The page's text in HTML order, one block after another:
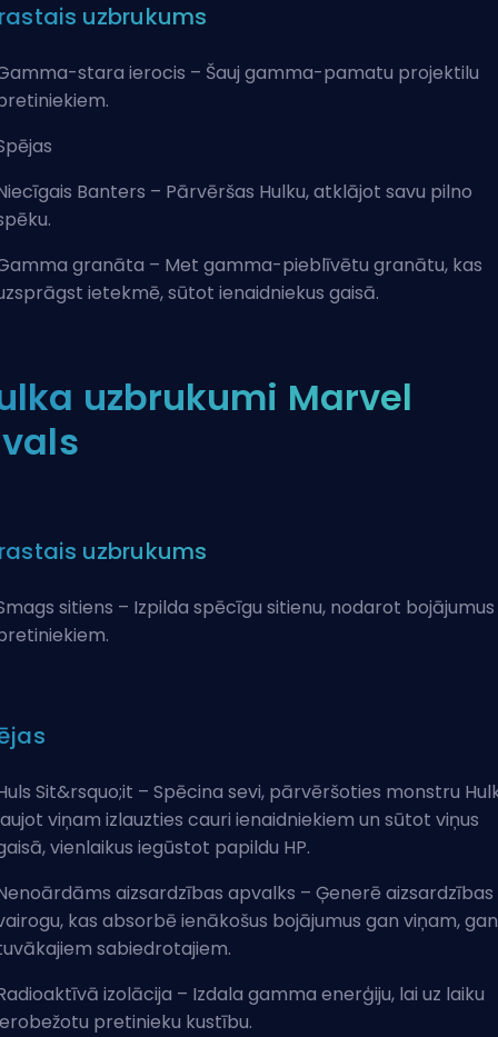
uzbrukums
stara ierocis – Šauj gamma-pamatu projektilu
Banters – Pārvēršas Hulku, atklājot savu pilno
granāta – Met gamma-pieblīvētu granātu, kas
ietekmē, sūtot ienaidniekus gaisā.
uzbrukumi Marvel
uzbrukums
sitiens – Izpilda spēcīgu sitienu, nodarot bojājumus
Sit&rsquo;it – Spēcina sevi, pārvēršoties monstru
viņam izlauzties cauri ienaidniekiem un sūtot viņus
vienlaikus iegūstot papildu HP.
aizsardzības apvalks – Ģenerē aizsardzības
kas absorbē ienākošus bojājumus gan viņam, gan
sabiedrotajiem.
izolācija – Izdala gamma enerģiju, lai uz laiku
pretinieku kustību.